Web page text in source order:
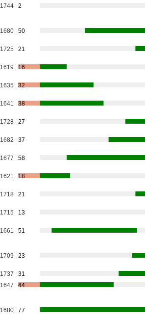
1744 2
1680 50
1725 21
1619 16
1635 32
1641 38
1728 27
1682 37
1677 58
1621 18
1718 21
1715 13
1661 51
1709 23
1737
31
1647 44
1680 77